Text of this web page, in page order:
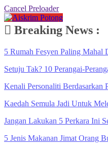
Cancel Preloader
Breaking News :
5 Rumah Fesyen Paling Mahal
Setuju Tak? 10 Perangai-
Kenali Personaliti Berdasarkan
Kaedah Semula Jadi Untuk
Jangan Lakukan 5 Perkara Ini
5 Jenis Makanan Jimat Orang